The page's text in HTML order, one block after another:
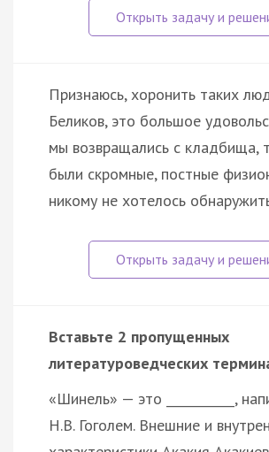
Признаюсь, хоронить таких
Беликов, это большое
мы возвращались с кладбища,
были скромные, постные
никому не хотелось
Вставьте 2 пропущенных
литературоведческих
«Шинель» — это ___________,
Н.В. Гоголем. Внешние и